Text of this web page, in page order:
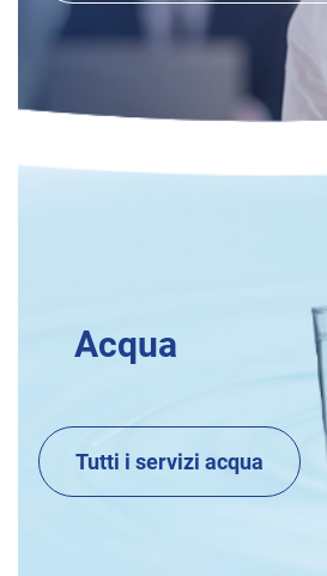
Acqua
Tutti i servizi acqua